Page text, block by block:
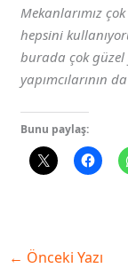
Mekanlarımız
hepsini
burada çok
yapımcılarının
Bunu paylaş:
← Önceki Yazı